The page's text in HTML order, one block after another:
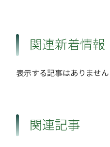
関連新着情報
表示する記事はありません
関連記事